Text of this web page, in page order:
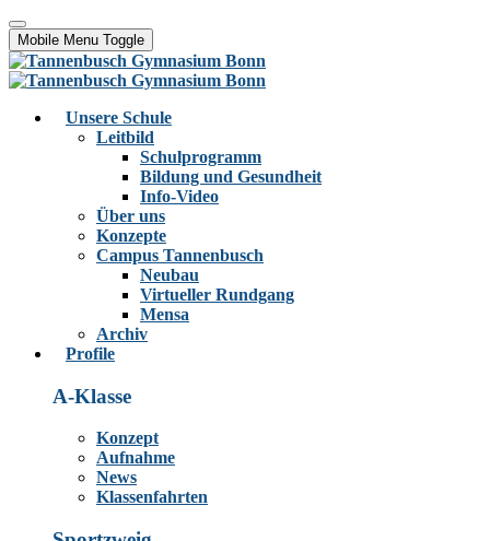
Mobile Menu Toggle
Unsere Schule
Leitbild
Schulprogramm
Bildung und Gesundheit
Info-Video
Über uns
Konzepte
Campus Tannenbusch
Neubau
Virtueller Rundgang
Mensa
Archiv
Profile
A-Klasse
Konzept
Aufnahme
News
Klassenfahrten